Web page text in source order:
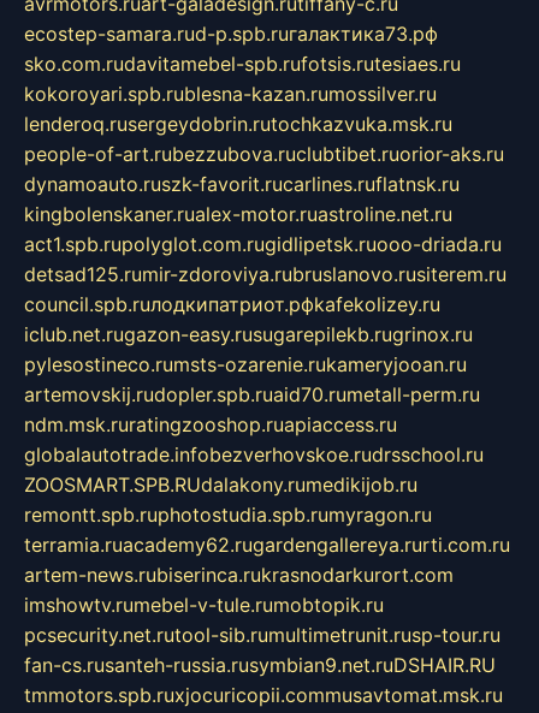
ecostep-samara.rud-p.spb.ruгалактика73.рф
sko.com.rudavitamebel-spb.rufotsis.rutesiaes.ru
kokoroyari.spb.rublesna-kazan.rumossilver.ru
lenderoq.rusergeydobrin.rutochkazvuka.msk.ru
people-of-art.rubezzubova.ruclubtibet.ruorior-aks.ru
dynamoauto.ruszk-favorit.rucarlines.ruflatnsk.ru
kingbolenskaner.rualex-motor.ruastroline.net.ru
act1.spb.rupolyglot.com.rugidlipetsk.ruooo-driada.ru
detsad125.rumir-zdoroviya.rubruslanovo.rusiterem.ru
council.spb.ruлодкипатриот.рфkafekolizey.ru
iclub.net.rugazon-easy.rusugarepilekb.rugrinox.ru
pylesostineco.rumsts-ozarenie.rukameryjooan.ru
artemovskij.rudopler.spb.ruaid70.rumetall-perm.ru
ndm.msk.ruratingzooshop.ruapiaccess.ru
globalautotrade.infobezverhovskoe.rudrsschool.ru
ZOOSMART.SPB.RUdalakony.rumedikijob.ru
remontt.spb.ruphotostudia.spb.rumyragon.ru
terramia.ruacademy62.rugardengallereya.rurti.com.ru
artem-news.rubiserinca.rukrasnodarkurort.com
imshowtv.rumebel-v-tule.rumobtopik.ru
pcsecurity.net.rutool-sib.rumultimetrunit.rusp-tour.ru
fan-cs.rusanteh-russia.rusymbian9.net.ruDSHAIR.RU
tmmotors.spb.ruxjocuricopii.commusavtomat.msk.ru